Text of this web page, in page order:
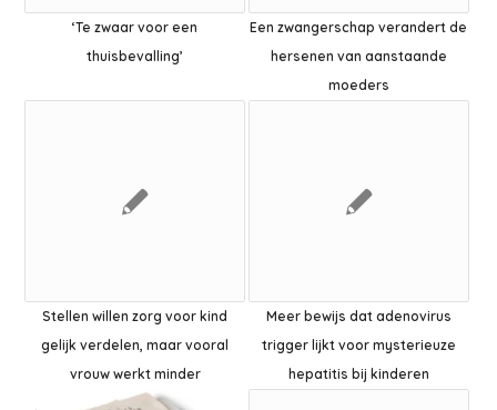
‘Te zwaar voor een
thuisbevalling’
Een zwangerschap verandert de
hersenen van aanstaande
moeders
Stellen willen zorg voor kind
gelijk verdelen, maar vooral
vrouw werkt minder
Meer bewijs dat adenovirus
trigger lijkt voor mysterieuze
hepatitis bij kinderen